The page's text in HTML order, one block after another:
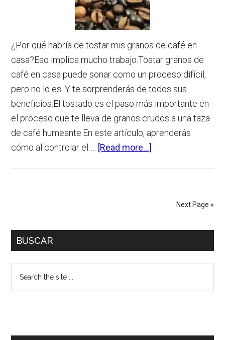
¿Por qué habría de tostar mis granos de café en
casa?Eso implica mucho trabajo.Tostar granos de
café en casa puede sonar como un proceso difícil,
pero no lo es. Y te sorprenderás de todos sus
beneficios.El tostado es el paso más importante en
el proceso que te lleva de granos crudos a una taza
de café humeante.En este artículo, aprenderás
cómo al controlar el … [Read more...]
Next Page »
Primary
Sidebar
BUSCAR